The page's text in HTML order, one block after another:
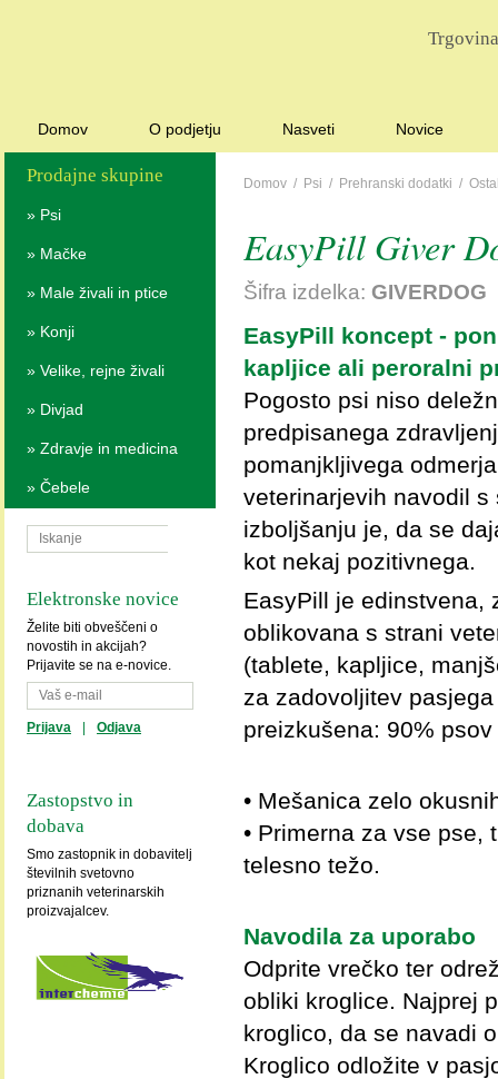
Domov O podjetju Nasveti Novice
Prodajne skupine
» Psi
» Mačke
» Male živali in ptice
» Konji
» Velike, rejne živali
» Divjad
» Zdravje in medicina
» Čebele
Elektronske novice
Želite biti obveščeni o
novostih in akcijah?
Prijavite se na e-novice.
Prijava Odjava
Zastopstvo in
dobava
Smo zastopnik in dobavitelj
številnih svetovno
priznanih veterinarskih
proizvajalcev.
Domov / Psi / Prehranski dodatki /
EasyPill Giver
Šifra izdelka: GIVERDOG
EasyPill koncept -
kapljice ali peroralni
Pogosto psi niso
predpisanega
pomanjkljivega
veterinarjevih navodil
izboljšanju je, da se
kot nekaj pozitivnega.
EasyPill je edinstvena,
oblikovana s strani
(tablete, kapljice,
za zadovoljitev
preizkušena: 90%
• Mešanica zelo
• Primerna za vse
telesno težo.
Navodila za uporabo
Odprite vrečko ter
obliki kroglice. Najprej
kroglico, da se navadi
Kroglico odložite v